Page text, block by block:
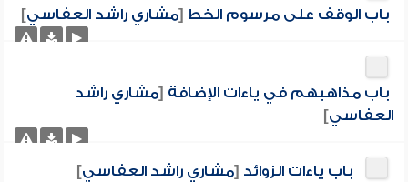
باب الوقف على مرسوم الخط [مشاري راشد العفاسي]
باب مذاهبهم في ياءات الإضافة [مشاري راشد
العفاسي]
باب ياءات الزوائد [مشاري راشد العفاسي]